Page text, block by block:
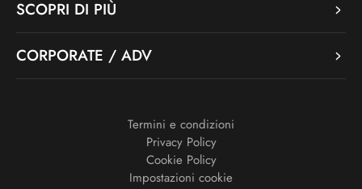
SCOPRI DI PIÙ
CORPORATE / ADV
Termini e condizioni
Privacy Policy
Cookie Policy
Impostazioni cookie